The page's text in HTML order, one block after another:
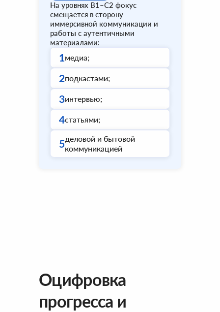
На уровнях B1–C2 фокус
смещается в сторону
иммерсивной коммуникации и
работы с аутентичными
материалами:
1медиа;
2подкастами;
3интервью;
4статьями;
5деловой и бытовой
коммуникацией
Оцифровка
прогресса и